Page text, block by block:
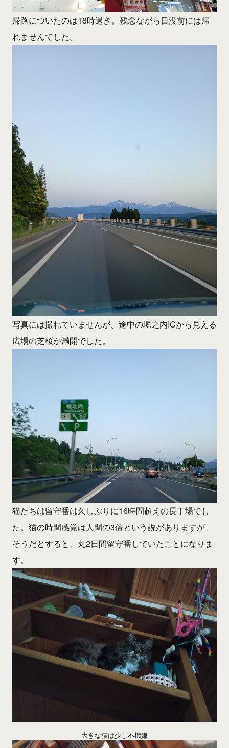
帰路についたのは18時過ぎ。残念ながら日没前には帰
れませんでした。
写真には撮れていませんが、途中の堀之内ICから見える
広場の芝桜が満開でした。
猫たちは留守番は久しぶりに16時間超えの長丁場でし
た。猫の時間感覚は人間の3倍という説がありますが、
そうだとすると、丸2日間留守番していたことになりま
す。
大きな猫は少し不機嫌